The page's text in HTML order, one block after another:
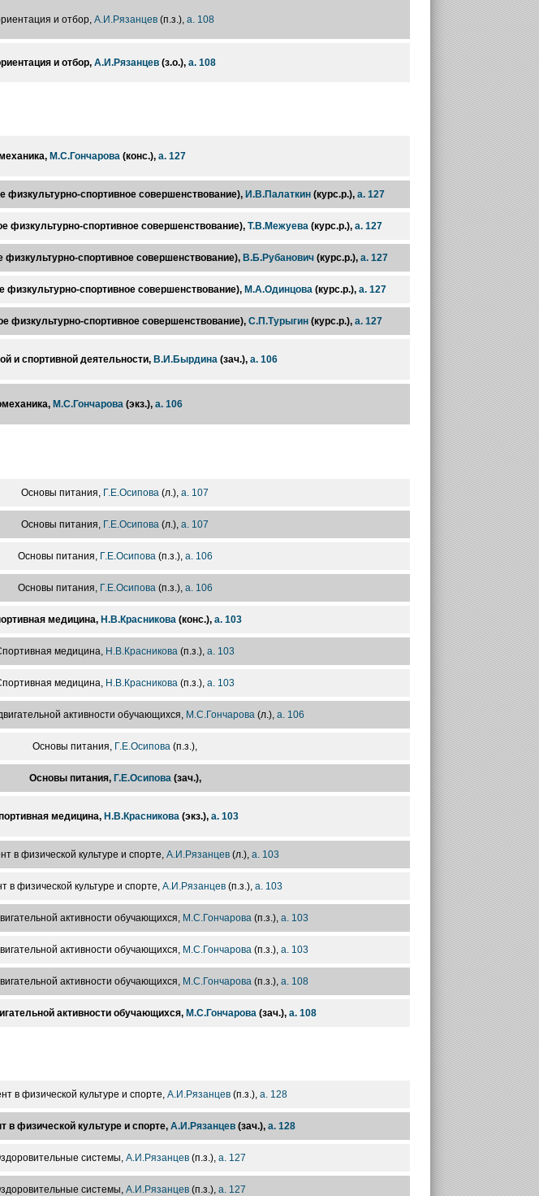
и отбор, А.И.Рязанцев (п.з.), а. 108
и отбор, А.И.Рязанцев(з.о.), а. 108
М.С.Гончарова (конс.), а. 127
физкультурно-спортивное совершенствование), И.В.Палаткин (курс.р.), а. 127
физкультурно-спортивное совершенствование), Т.В.Межуева (курс.р.), а. 127
физкультурно-спортивное совершенствование), В.Б.Рубанович(курс.р.), а. 127
физкультурно-спортивное совершенствование), М.А.Одинцова(курс.р.), а. 127
физкультурно-спортивное совершенствование), С.П.Турыгин(курс.р.), а. 127
и спортивной деятельности, В.И.Бырдина(зач.), а. 106
М.С.Гончарова (экз.), а. 106
Основы питания, Г.Е.Осипова (л.), а. 107
Основы питания, Г.Е.Осипова (л.), а. 107
Основы питания, Г.Е.Осипова (п.з.), а. 106
Основы питания, Г.Е.Осипова (п.з.), а. 106
медицина, Н.В.Красникова (конс.), а. 103
медицина, Н.В.Красникова (п.з.), а. 103
медицина, Н.В.Красникова (п.з.), а. 103
активности обучающихся, М.С.Гончарова (л.), а. 106
Основы питания, Г.Е.Осипова (п.з.),
Основы питания, Г.Е.Осипова (зач.),
медицина, Н.В.Красникова (экз.), а. 103
в физической культуре и спорте, А.И.Рязанцев(л.), а. 103
в физической культуре и спорте, А.И.Рязанцев (п.з.), а. 103
активности обучающихся, М.С.Гончарова (п.з.), а. 103
активности обучающихся, М.С.Гончарова (п.з.), а. 103
активности обучающихся, М.С.Гончарова (п.з.), а. 108
активности обучающихся, М.С.Гончарова (зач.), а. 108
в физической культуре и спорте, А.И.Рязанцев(п.з.), а. 128
в физической культуре и спорте, А.И.Рязанцев(зач.), а. 128
системы, А.И.Рязанцев(п.з.), а. 127
системы, А.И.Рязанцев(п.з.), а. 127